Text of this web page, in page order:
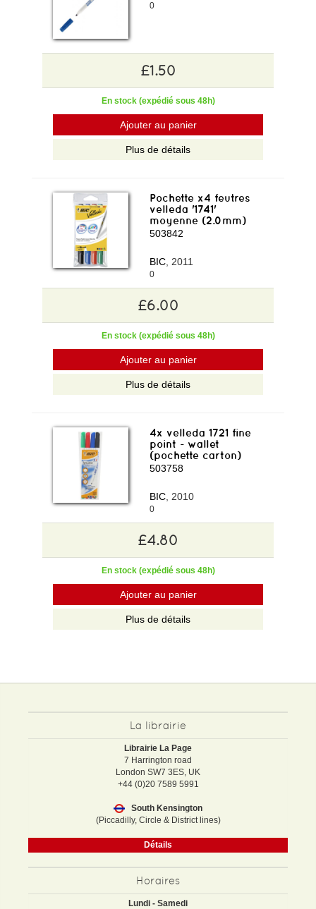
0
£1.50
En stock (expédié sous 48h)
Ajouter au panier
Plus de détails
Pochette x4 feutres
velleda '1741'
moyenne (2.0mm)
503842
BIC, 2011
0
£6.00
En stock (expédié sous 48h)
Ajouter au panier
Plus de détails
4x velleda 1721 fine
point - wallet
(pochette carton)
503758
BIC, 2010
0
£4.80
En stock (expédié sous 48h)
Ajouter au panier
Plus de détails
La librairie
Librairie La Page
7 Harrington road
London SW7 3ES, UK
+44 (0)20 7589 5991
South Kensington
(Piccadilly, Circle & District lines)
Détails
Horaires
Lundi - Samedi